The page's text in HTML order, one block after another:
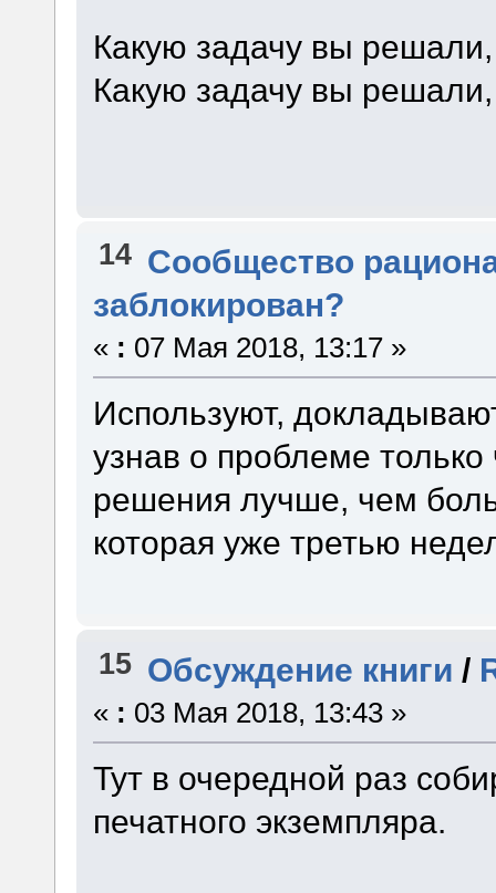
Какую задачу вы решали,
Какую задачу вы
14 Сообщество
заблокирован?
« : 07 Мая 2018, 13:17 »
Используют,
узнав о проблеме
решения лучше, чем
которая уже третью
15 Обсуждение книги /
« : 03 Мая 2018, 13:43 »
Тут в очередной раз
печатного экземпляра.